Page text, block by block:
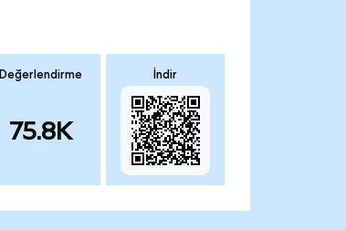
Değerlendirme
75.8K
İndir